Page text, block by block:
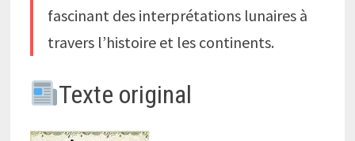
fascinant des interprétations lunaires à
travers l’histoire et les continents.
Texte original